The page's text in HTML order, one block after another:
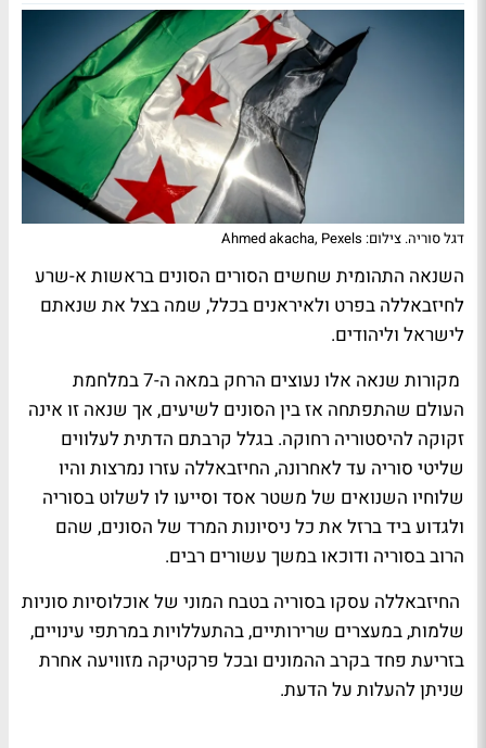
דגל סוריה. צילום: Ahmed akacha, Pexels
השנאה התהומית שחשים הסורים הסונים בראשות א-שרע
לחיזבאללה בפרט ולאיראנים בכלל, שמה בצל את שנאתם
לישראל וליהודים.
מקורות שנאה אלו נעוצים הרחק במאה ה-7 במלחמת
העולם שהתפתחה אז בין הסונים לשיעים, אך שנאה זו אינה
זקוקה להיסטוריה רחוקה. בגלל קרבתם הדתית לעלווים
שליטי סוריה עד לאחרונה, החיזבאללה עזרו נמרצות והיו
שלוחיו השנואים של משטר אסד וסייעו לו לשלוט בסוריה
ולגדוע ביד ברזל את כל ניסיונות המרד של הסונים, שהם
הרוב בסוריה ודוכאו במשך עשורים רבים.
החיזבאללה עסקו בסוריה בטבח המוני של אוכלוסיות סוניות
שלמות, במעצרים שרירותיים, בהתעללויות במרתפי עינויים,
בזריעת פחד בקרב ההמונים ובכל פרקטיקה מזוויעה אחרת
שניתן להעלות על הדעת.